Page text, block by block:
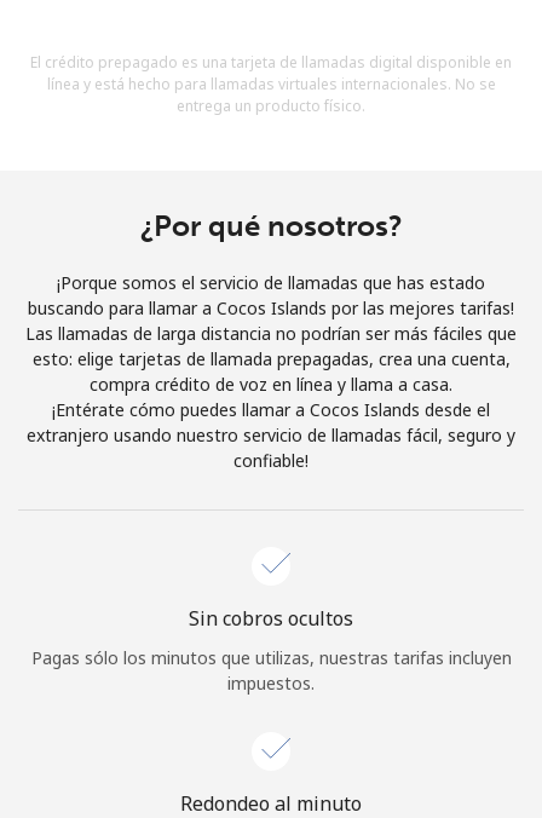
estosTérminos y condiciones.
Únete
Inicia sesión oREGÍSTRATE →
El crédito prepagado es una tarjeta de llamadas digital disponible en
línea y está hecho para llamadas virtuales internacionales. No se
entrega un producto físico.
¿Por qué nosotros?
¡Porque somos el servicio de llamadas que has estado
buscando para llamar a Cocos Islands por las mejores tarifas!
Las llamadas de larga distancia no podrían ser más fáciles que
esto: elige tarjetas de llamada prepagadas, crea una cuenta,
compra crédito de voz en línea y llama a casa.
¡Entérate cómo puedes llamar a Cocos Islands desde el
extranjero usando nuestro servicio de llamadas fácil, seguro y
confiable!
Sin cobros ocultos
Pagas sólo los minutos que utilizas, nuestras tarifas incluyen
impuestos.
Redondeo al minuto